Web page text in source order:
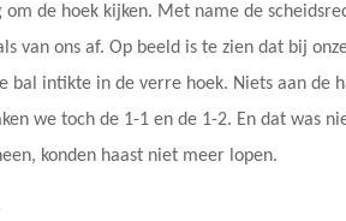
de hoek kijken. Met name de
van ons af. Op beeld is te zien dat bij
bal intikte in de verre hoek. Niets aan de
we toch de 1-1 en de 1-2. En dat was
konden haast niet meer lopen.